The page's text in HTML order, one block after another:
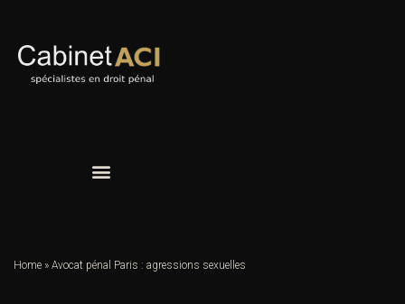
Home » Avocat pénal Paris : agressions sexuelles